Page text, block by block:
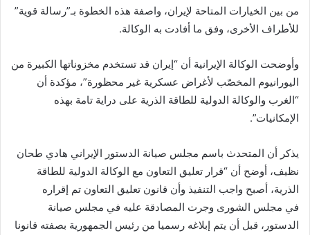
من بين الخيارات المتاحة لإيران، واصفة هذه الخطوة بـ”رسالة قوية”
للأطراف الأخرى، وفق ما أفادت به الوكالة.
وأوضحت الوكالة الإيرانية أن “إيران قد تستخدم مخزوناتها الكبيرة من
اليورانيوم المخصّب لأغراض عسكرية غير محظورة”، مؤكدة أن
“الغرب والوكالة الدولية للطاقة الذرية على دراية تامة بهذه
الإمكانيات”.
يذكر أن المتحدث باسم مجلس صيانة الدستور الإيراني هادي طحان
نظيف، أوضح أن “قرار تعليق التعاون مع الوكالة الدولية للطاقة
الذرية، أصبح واجب التنفيذ وأن قانون تعليق التعاون تم إقراره
في مجلس الشورى وجرت المصادقة عليه في مجلس صيانة
الدستور، قبل أن يتم إبلاغه رسميا من رئيس الجمهورية بصفته قانونا